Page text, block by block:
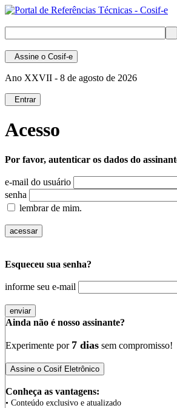
Assine o Cosif-e
Ano XXVII - 8 de agosto de 2026
Entrar
Acesso
Por favor, autenticar os dados do
e-mail do usuário
senha
lembrar de mim.
Esqueceu sua senha?
informe seu e-mail
Ainda não é nosso assinante?
Experimente por 7 dias sem compromisso!
Conheça as vantagens:
• Conteúdo exclusivo e atualizado